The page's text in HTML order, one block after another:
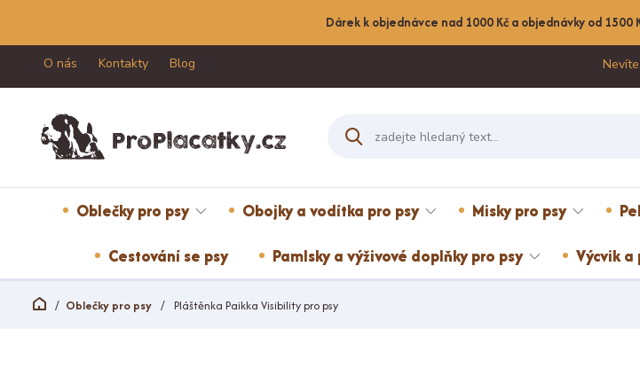
Dárek k objednávce nad 1000 Kč a objednávky od 1500
O nás Kontakty Blog
Oblečky pro psy Obojky a vodítka pro psy Misky pro psy
Cestování se psy Pamlsky a výživové doplňky pro psy Výcvik a
Oblečky pro psy Pláštěnka Paikka Visibility pro psy